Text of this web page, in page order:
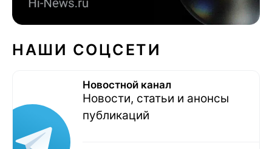
НАШИ СОЦСЕТИ
Новостной канал
Новости, статьи и анонсы
публикаций